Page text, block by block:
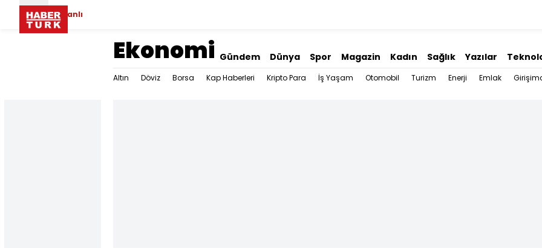
Canlı
Ekonomi Gündem Dünya Spor Magazin Kadın Sağlık Yazılar
Altın Döviz Borsa Kap Haberleri Kripto Para İş Yaşam Otomobil Turizm Enerji Emlak